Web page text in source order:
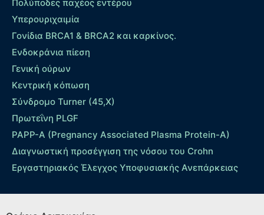
Πολύποδες παχέος εντέρου
Yπερουριχαιμία
Γονίδια BRCA1 & BRCA2 και καρκίνος.
Ενδοκράνια πίεση
Γενική ούρων
Κεντρική κόπωση
Σύνδρομο Turner (45,X)
Πρωτεΐνη PLGF
PAPP-A (Pregnancy Associated Plasma Protein-A)
Διαγνωστική προσέγγιση της νόσου του Crohn
Εργαστηριακός Έλεγχος Υποφυσιακής Ανεπάρκειας